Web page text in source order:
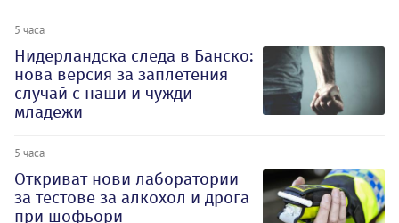
5 часа
Нидерландска следа в Банско:
нова версия за заплетения
случай с наши и чужди
младежи
5 часа
Откриват нови лаборатории
за тестове за алкохол и дрога
при шофьори